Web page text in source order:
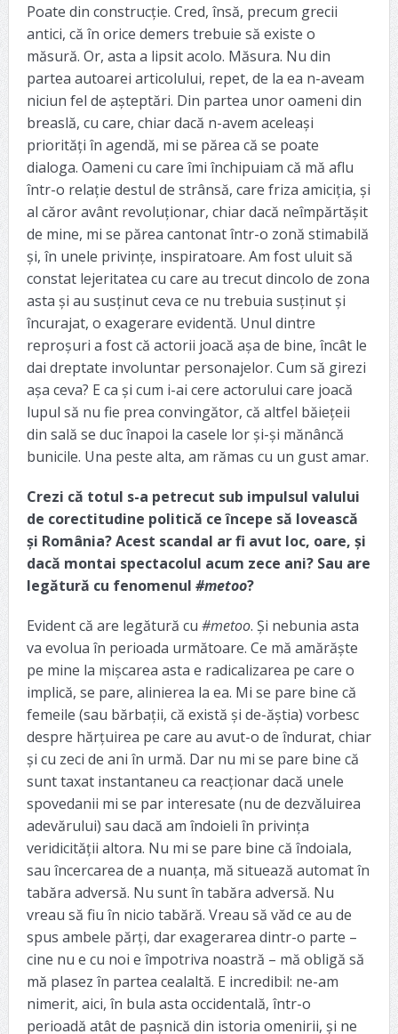
Poate din construcție. Cred, însă, precum grecii
antici, că în orice demers trebuie să existe o
măsură. Or, asta a lipsit acolo. Măsura. Nu din
partea autoarei articolului, repet, de la ea n-aveam
niciun fel de așteptări. Din partea unor oameni din
breaslă, cu care, chiar dacă n-avem aceleași
priorități în agendă, mi se părea că se poate
dialoga. Oameni cu care îmi închipuiam că mă aflu
într-o relație destul de strânsă, care friza amiciția, și
al căror avânt revoluționar, chiar dacă neîmpărtășit
de mine, mi se părea cantonat într-o zonă stimabilă
și, în unele privințe, inspiratoare. Am fost uluit să
constat lejeritatea cu care au trecut dincolo de zona
asta și au susținut ceva ce nu trebuia susținut și
încurajat, o exagerare evidentă. Unul dintre
reproșuri a fost că actorii joacă așa de bine, încât le
dai dreptate involuntar personajelor. Cum să girezi
așa ceva? E ca și cum i-ai cere actorului care joacă
lupul să nu fie prea convingător, că altfel băiețeii
din sală se duc înapoi la casele lor și-și mănâncă
bunicile. Una peste alta, am rămas cu un gust amar.
Crezi că totul s-a petrecut sub impulsul valului
de corectitudine politică ce începe să lovească
și România? Acest scandal ar fi avut loc, oare, și
dacă montai spectacolul acum zece ani? Sau are
legătură cu fenomenul #metoo?
Evident că are legătură cu #metoo. Și nebunia asta
va evolua în perioada următoare. Ce mă amărăște
pe mine la mișcarea asta e radicalizarea pe care o
implică, se pare, alinierea la ea. Mi se pare bine că
femeile (sau bărbații, că există și de-ăștia) vorbesc
despre hărțuirea pe care au avut-o de îndurat, chiar
și cu zeci de ani în urmă. Dar nu mi se pare bine că
sunt taxat instantaneu ca reacționar dacă unele
spovedanii mi se par interesate (nu de dezvăluirea
adevărului) sau dacă am îndoieli în privința
veridicității altora. Nu mi se pare bine că îndoiala,
sau încercarea de a nuanța, mă situează automat în
tabăra adversă. Nu sunt în tabăra adversă. Nu
vreau să fiu în nicio tabără. Vreau să văd ce au de
spus ambele părți, dar exagerarea dintr-o parte –
cine nu e cu noi e împotriva noastră – mă obligă să
mă plasez în partea cealaltă. E incredibil: ne-am
nimerit, aici, în bula asta occidentală, într-o
perioadă atât de pașnică din istoria omenirii, și ne